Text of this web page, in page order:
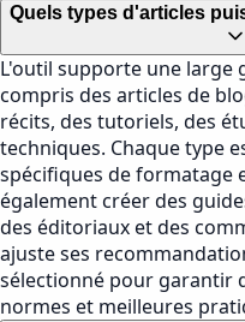
Quels types d'articles
L'outil supporte une large
compris des articles de
récits, des tutoriels, des
techniques. Chaque type
spécifiques de formatage
également créer des
des éditoriaux et des
ajuste ses
sélectionné pour garantir
normes et meilleures